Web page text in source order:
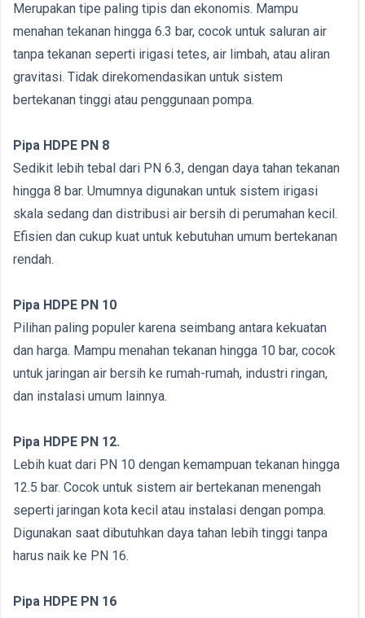
Merupakan tipe paling tipis dan ekonomis. Mampu
menahan tekanan hingga 6.3 bar, cocok untuk saluran air
tanpa tekanan seperti irigasi tetes, air limbah, atau aliran
gravitasi. Tidak direkomendasikan untuk sistem
bertekanan tinggi atau penggunaan pompa.
Pipa HDPE PN 8
Sedikit lebih tebal dari PN 6.3, dengan daya tahan tekanan
hingga 8 bar. Umumnya digunakan untuk sistem irigasi
skala sedang dan distribusi air bersih di perumahan kecil.
Efisien dan cukup kuat untuk kebutuhan umum bertekanan
rendah.
Pipa HDPE PN 10
Pilihan paling populer karena seimbang antara kekuatan
dan harga. Mampu menahan tekanan hingga 10 bar, cocok
untuk jaringan air bersih ke rumah-rumah, industri ringan,
dan instalasi umum lainnya.
Pipa HDPE PN 12.
Lebih kuat dari PN 10 dengan kemampuan tekanan hingga
12.5 bar. Cocok untuk sistem air bertekanan menengah
seperti jaringan kota kecil atau instalasi dengan pompa.
Digunakan saat dibutuhkan daya tahan lebih tinggi tanpa
harus naik ke PN 16.
Pipa HDPE PN 16